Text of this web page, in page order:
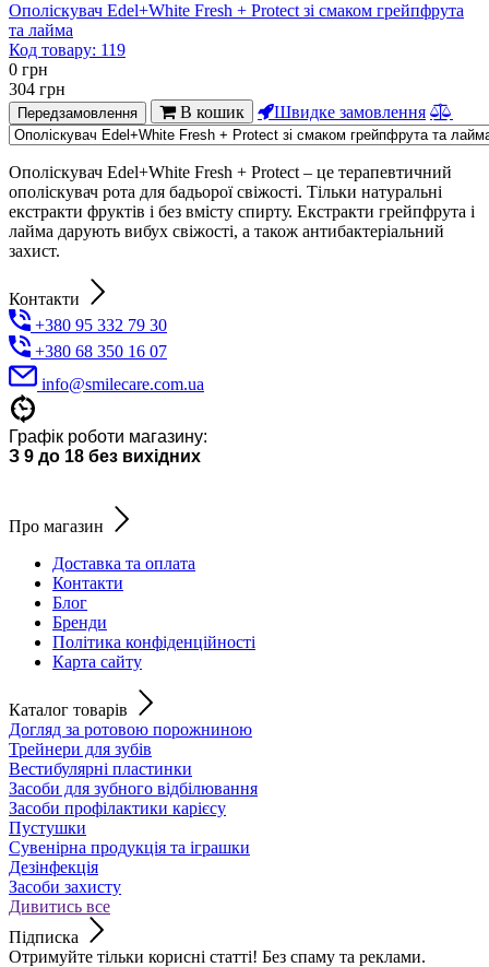
Ополіскувач Edel+White Fresh + Protect зі смаком грейпфрута
та лайма
Код товару: 119
0 грн
304 грн
Передзамовлення В кошик Швидке замовлення
Ополіскувач Edel+White Fresh + Protect – це терапевтичний
ополіскувач рота для бадьорої свіжості. Тільки натуральні
екстракти фруктів і без вмісту спирту. Екстракти грейпфрута і
лайма дарують вибух свіжості, а також антибактеріальний
захист.
Контакти
+380 95 332 79 30
+380 68 350 16 07
info@smilecare.com.ua
Графік роботи магазину:
З 9 до 18 без вихідних
Про магазин
Доставка та оплата
Контакти
Блог
Бренди
Політика конфіденційності
Карта сайту
Каталог товарів
Догляд за ротовою порожниною
Трейнери для зубів
Вестибулярні пластинки
Засоби для зубного відбілювання
Засоби профілактики карієсу
Пустушки
Сувенірна продукція та іграшки
Дезінфекція
Засоби захисту
Дивитись все
Підписка
Отримуйте тільки корисні статті! Без спаму та реклами.